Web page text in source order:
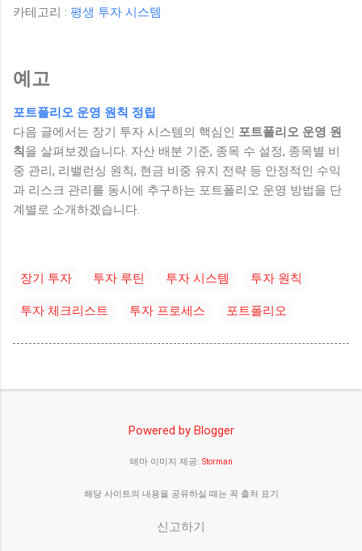
카테고리 : 평생 투자 시스템
예고
포트폴리오 운영 원칙 정립
다음 글에서는 장기 투자 시스템의 핵심인 포트폴리오 운영 원
칙 을 살펴보겠습니다. 자산 배분 기준, 종목 수 설정, 종목별 비
중 관리, 리밸런싱 원칙, 현금 비중 유지 전략 등 안정적인 수익
과 리스크 관리를 동시에 추구하는 포트폴리오 운영 방법을 단
계별로 소개하겠습니다.
장기 투자 투자 루틴 투자 시스템 투자 원칙
투자 체크리스트 투자 프로세스 포트폴리오
Powered by Blogger
테마 이미지 제공: Storman
해당 사이트의 내용을 공유하실 때는 꼭 출처 표기
신고하기